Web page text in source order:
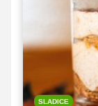
SLADICE